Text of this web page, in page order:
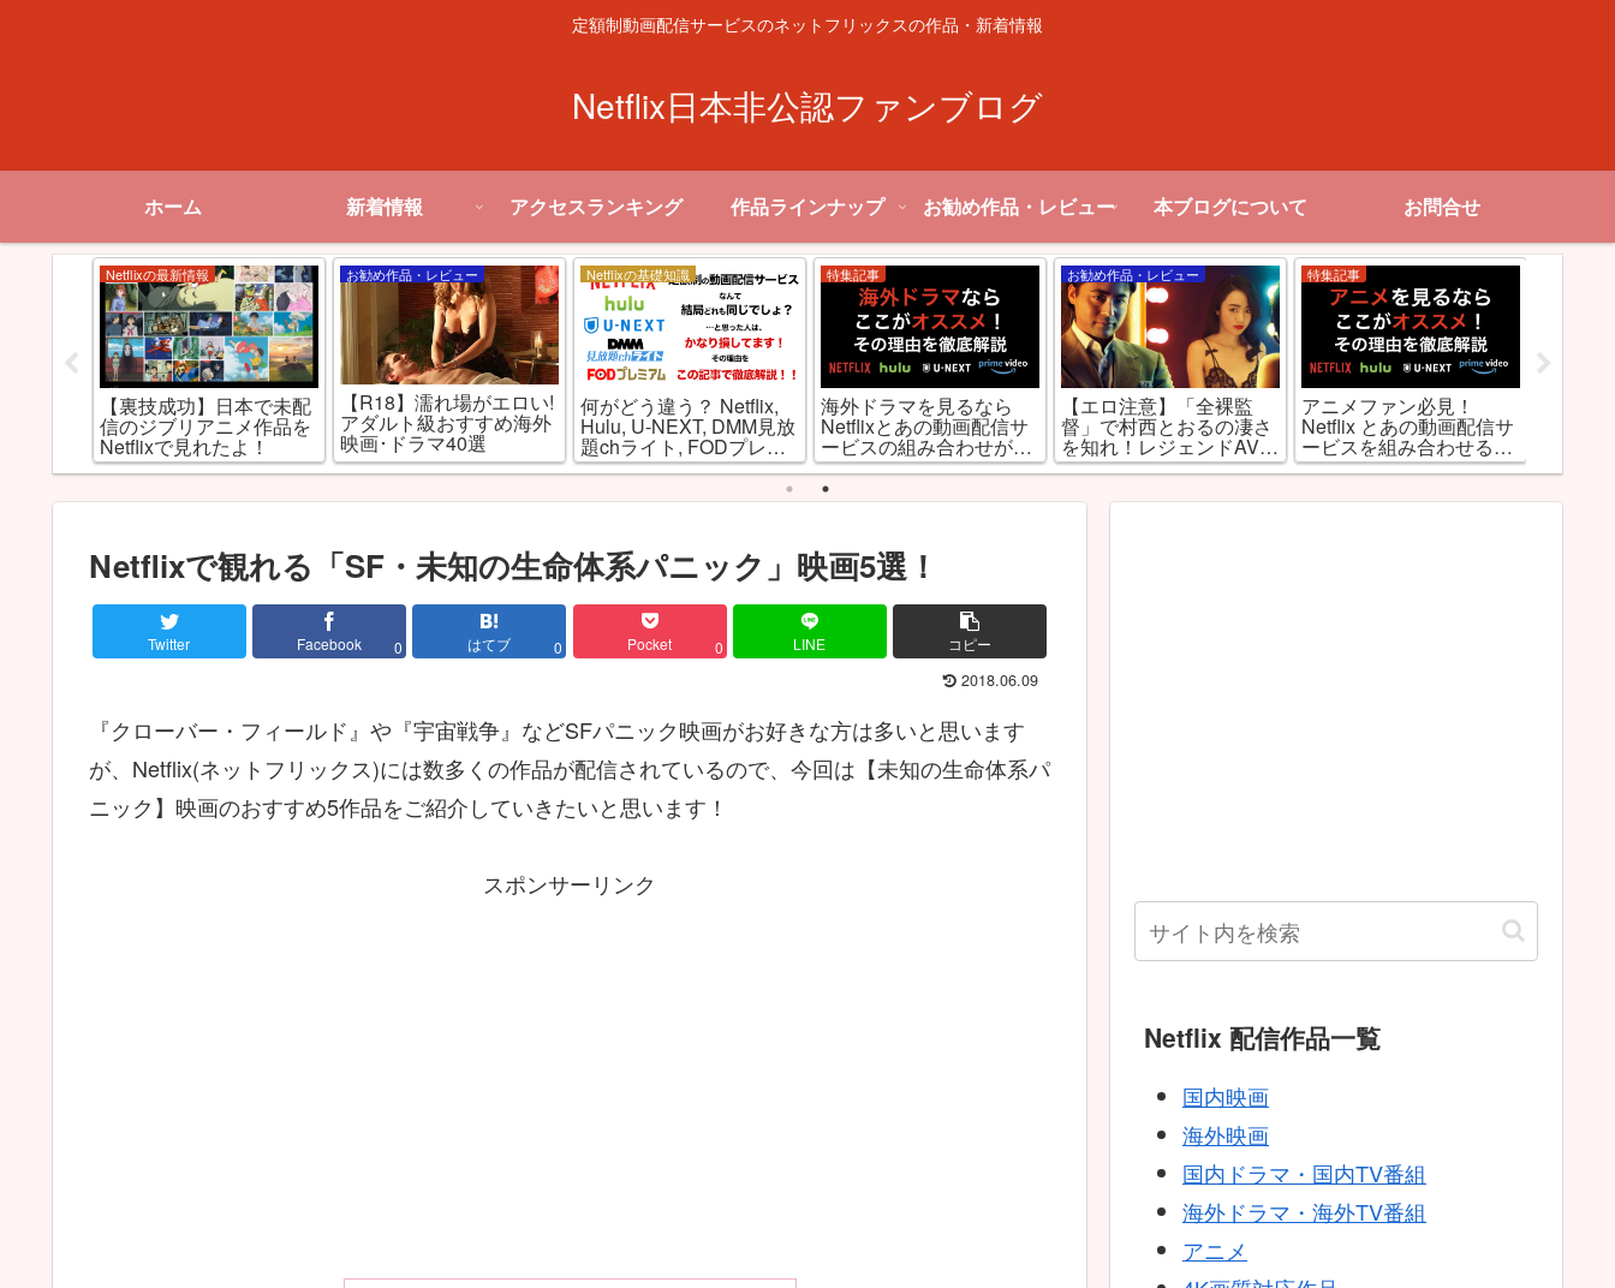
定額制動画配信サービスのネットフリックスの作品・新着情報
Netflix日本非公認ファンブログ
ホーム 新着情報 アクセスランキング 作品ラインナップ お勧め作品・レビュー 本ブログについて お問合せ
Netflixの最新情報
【裏技成功】日本で未配
信のジブリアニメ作品を
Netflixで見れたよ！
お勧め作品・レビュー
【R18】濡れ場がエロい!
アダルト級おすすめ海外
映画･ドラマ40選
Netflixの基礎知識
何がどう違う？ Netflix,
Hulu, U-NEXT, DMM見放
題chライト, FODプレミ
アムを徹底比較！
特集記事
海外ドラマを見るなら
Netflixとあの動画配信サ
ービスの組み合わせが最
強な理由とは!?
お勧め作品・レビュー
【エロ注意】「全裸監
督」で村西とおるの凄さ
を知れ！レジェンドAV監
督を演じるのは山田孝
特集記事
アニメファン必見！
Netflix とあの動画配信サ
ービスを組み合わせると
最強だった件
Netflixで観れる「SF・未知の生命体系パニック」映画5選！
Twitter Facebook 0 はてブ 0 Pocket 0 LINE コピー
2018.06.09
『クローバー・フィールド』や『宇宙戦争』などSFパニック映画がお好きな方は多いと思います
が、Netflix(ネットフリックス)には数多くの作品が配信されているので、今回は【未知の生命体系パ
ニック】映画のおすすめ5作品をご紹介していきたいと思います！
スポンサーリンク
Netflix 配信作品一覧
国内映画
海外映画
国内ドラマ・国内TV番組
海外ドラマ・海外TV番組
アニメ